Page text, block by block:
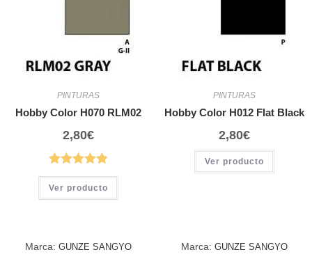
PINTURAS
Hobby Color H070 RLM02
2,80€
Ver producto
PINTURAS
Hobby Color H012 Flat Black
2,80€
Ver producto
Marca: GUNZE SANGYO Marca: GUNZE SANGYO